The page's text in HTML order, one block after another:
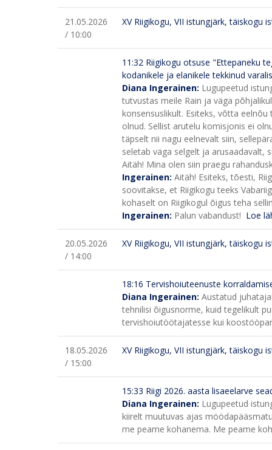
21.05.2026
/ 10:00
XV Riigikogu, VII istungjärk, täiskogu
11:32 Riigikogu otsuse "Ettepaneku
kodanikele ja elanikele tekkinud
Diana Ingerainen: Lugupeetud
tutvustas meile Rain ja väga
konsensuslikult. Esiteks, võtta
olnud. Sellist arutelu komisjonis ei
täpselt nii nagu eelnevalt siin,
seletab väga selgelt ja arusaadavalt,
Aitäh! Mina olen siin praegu
Ingerainen: Aitäh! Esiteks, tõesti,
soovitakse, et Riigikogu teeks
kohaselt on Riigikogul õigus teha
Ingerainen: Palun vabandust! Loe
20.05.2026
/ 14:00
XV Riigikogu, VII istungjärk, täiskogu
18:16 Tervishoiuteenuste
Diana Ingerainen: Austatud
tehnilisi õigusnorme, kuid tegelikult
tervishoiutöötajatesse kui
18.05.2026
/ 15:00
XV Riigikogu, VII istungjärk, täiskogu
15:33 Riigi 2026. aasta lisaeelarve
Diana Ingerainen: Lugupeetud
kiirelt muutuvas ajas
me peame kohanema. Me peame